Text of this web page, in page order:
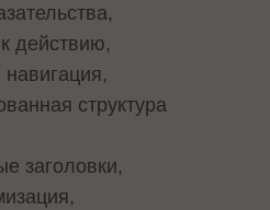
действию,
структура
заголовки,